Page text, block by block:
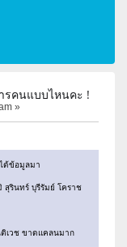
รคนแบบไหนคะ !
»
ด้ข้อมูลมา
รินทร์ บุรีรัมย์ โคราช
ติเวช ขาดแคลนมาก